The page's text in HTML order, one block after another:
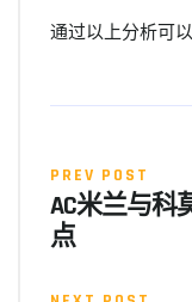
通过以上分析可
PREV POST
AC米兰与科
点